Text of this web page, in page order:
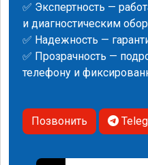
✅ Экспертность —
и диагностическим
✅ Надежность —
✅ Прозрачность —
телефону и
Позвонить